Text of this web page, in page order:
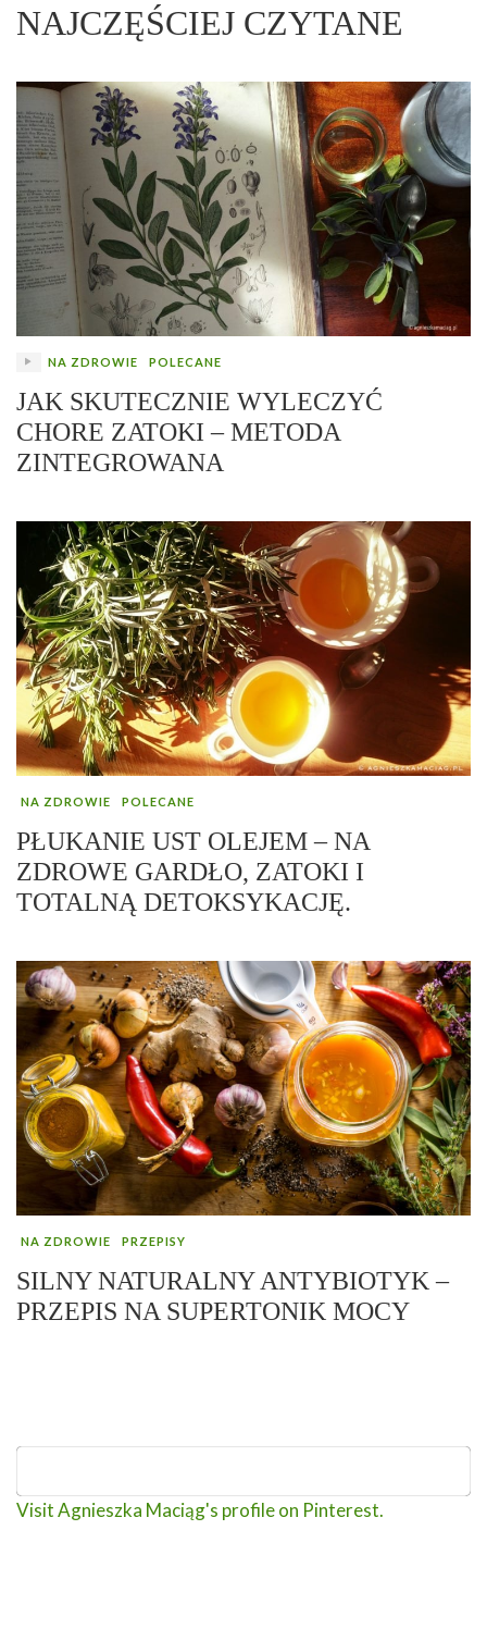
NAJCZĘŚCIEJ CZYTANE
NA ZDROWIE POLECANE
JAK SKUTECZNIE WYLECZYĆ
CHORE ZATOKI – METODA
ZINTEGROWANA
NA ZDROWIE POLECANE
PŁUKANIE UST OLEJEM – NA
ZDROWE GARDŁO, ZATOKI I
TOTALNĄ DETOKSYKACJĘ.
NA ZDROWIE PRZEPISY
SILNY NATURALNY ANTYBIOTYK –
PRZEPIS NA SUPERTONIK MOCY
Visit Agnieszka Maciąg's profile on Pinterest.